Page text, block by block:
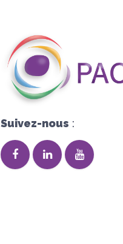
Suivez-nous :